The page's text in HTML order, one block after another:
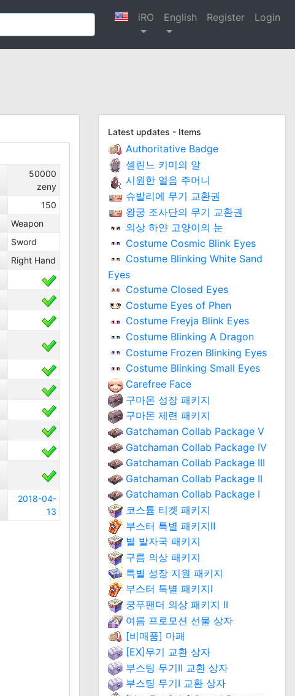
iRO English Register Login
50000
zeny
150
Weapon
Sword
Right Hand
2018-04-
13
Latest updates - Items
Authoritative Badge
셀린느 키미의 알
시원한 얼음 주머니
슈발리에 무기 교환권
왕궁 조사단의 무기 교환권
의상 하얀 고양이의 눈
Costume Cosmic Blink Eyes
Costume Blinking White Sand
Eyes
Costume Closed Eyes
Costume Eyes of Phen
Costume Freyja Blink Eyes
Costume Blinking A Dragon
Costume Frozen Blinking Eyes
Costume Blinking Small Eyes
Carefree Face
구마몬 성장 패키지
구마몬 제련 패키지
Gatchaman Collab Package V
Gatchaman Collab Package IV
Gatchaman Collab Package III
Gatchaman Collab Package II
Gatchaman Collab Package I
코스튬 티켓 패키지
부스터 특별 패키지Ⅱ
별 발자국 패키지
구름 의상 패키지
특별 성장 지원 패키지
부스터 특별 패키지Ⅰ
쿵푸팬더 의상 패키지 II
여름 프로모션 선물 상자
[비매품] 마패
[EX]무기 교환 상자
부스팅 무기Ⅱ 교환 상자
부스팅 무기Ⅰ 교환 상자